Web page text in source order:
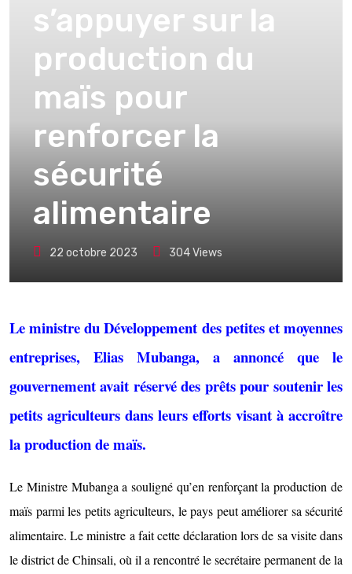
s’appuyer sur la
production du
maïs pour
renforcer la
sécurité
alimentaire
22 octobre 2023 304Views
Le ministre du Développement des petites et moyennes
entreprises, Elias Mubanga, a annoncé que le
gouvernement avait réservé des prêts pour soutenir les
petits agriculteurs dans leurs efforts visant à accroître
la production de maïs.
Le Ministre Mubanga a souligné qu’en renforçant la production de
maïs parmi les petits agriculteurs, le pays peut améliorer sa sécurité
alimentaire. Le ministre a fait cette déclaration lors de sa visite dans
le district de Chinsali, où il a rencontré le secrétaire permanent de la